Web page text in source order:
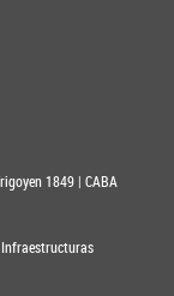
1849 | CABA